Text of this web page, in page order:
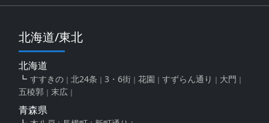
北海道/東北
北海道
すすきの 北24条 3・6街 花園 すずらん通り
大門
五稜郭
末広
青森県